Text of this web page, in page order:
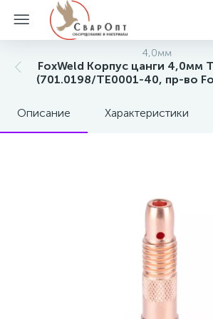
4,0мм
FoxWeld Корпус цанги 4,0мм
(701.0198/ТЕ0001-40, пр-во
Описание Характеристики